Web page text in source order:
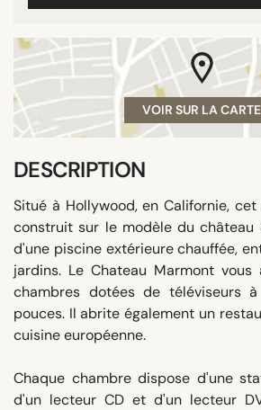
VOIR SUR LA CARTE
DESCRIPTION
Situé à Hollywood, en Californie,
construit sur le modèle du château
d'une piscine extérieure chauffée,
jardins. Le Chateau Marmont
chambres dotées de téléviseurs
pouces. Il abrite également un
cuisine européenne.
Chaque chambre dispose d'une
d'un lecteur CD et d'un lecteur